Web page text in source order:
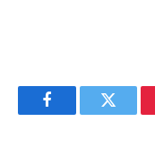
FacebookTwitter